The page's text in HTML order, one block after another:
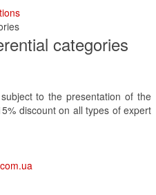
categories
to the presentation of the
discount on all types of expert